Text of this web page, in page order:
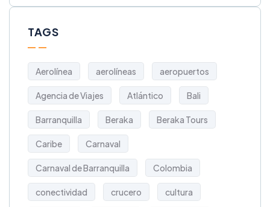
TAGS
Aerolínea aerolíneas aeropuertos
Agencia de Viajes Atlántico Bali
Barranquilla Beraka Beraka Tours
Caribe Carnaval
Carnaval de Barranquilla Colombia
conectividad crucero cultura